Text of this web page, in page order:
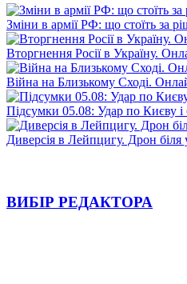
Зміни в армії РФ: що стоїть за
Вторгнення Росії в Україну.
Війна на Близькому Сході.
Підсумки 05.08: Удар по Києву і
Диверсія в Лейпцигу. Дрон біля
ВИБІР РЕДАКТОРА